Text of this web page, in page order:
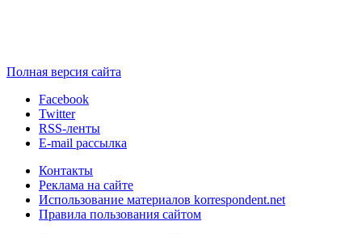
Полная версия сайта
Facebook
Twitter
RSS-ленты
E-mail рассылка
Контакты
Реклама на сайте
Использование материалов korrespondent.net
Правила пользования сайтом